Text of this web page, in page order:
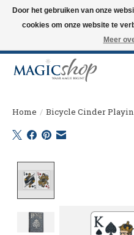
Altijd de nieuwste trucs op voorraad.
Langskomen in onze winkel? Bel of
Home / Bicycle Cinder
Door het gebruiken van onze
cookies om onze website te
Meer